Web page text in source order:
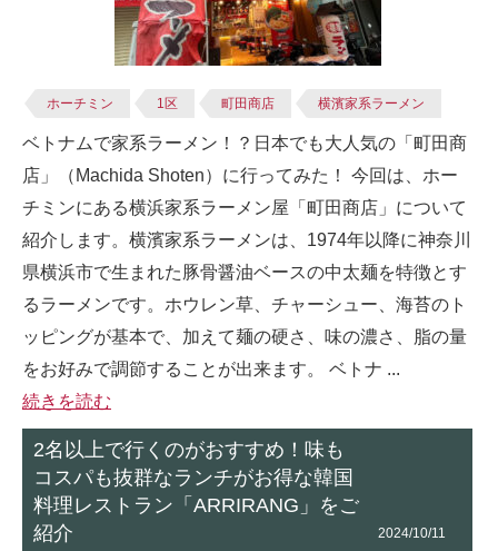
ホーチミン 1区 町田商店 横濱家系ラーメン
ベトナムで家系ラーメン！？日本でも大人気の「町田商
店」（Machida Shoten）に行ってみた！ 今回は、ホー
チミンにある横浜家系ラーメン屋「町田商店」について
紹介します。横濱家系ラーメンは、1974年以降に神奈川
県横浜市で生まれた豚骨醤油ベースの中太麺を特徴とす
るラーメンです。ホウレン草、チャーシュー、海苔のト
ッピングが基本で、加えて麺の硬さ、味の濃さ、脂の量
をお好みで調節することが出来ます。 ベトナ ...
続きを読む
2名以上で行くのがおすすめ！味も
コスパも抜群なランチがお得な韓国
料理レストラン「ARRIRANG」をご
紹介
2024/10/11